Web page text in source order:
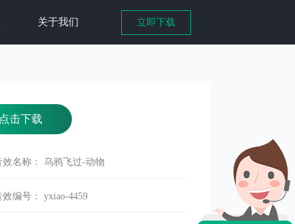
关于我们 立即下载
点击下载
效名称： 乌鸦飞过-动物
效编号： yxiao-4459